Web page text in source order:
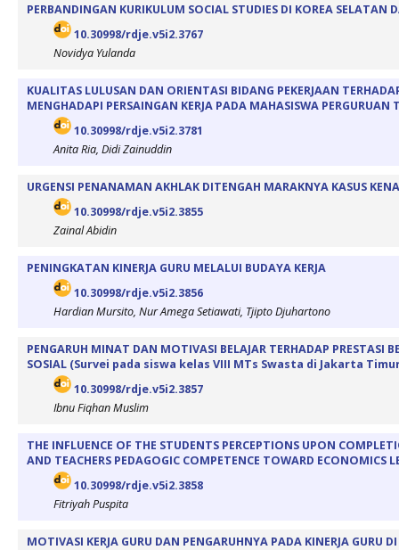
PERBANDINGAN KURIKULUM SOCIAL STUDIES DI KOREA SELATAN
10.30998/rdje.v5i2.3767
Novidya Yulanda
KUALITAS LULUSAN DAN ORIENTASI BIDANG PEKERJAAN
MENGHADAPI PERSAINGAN KERJA PADA MAHASISWA PERGURUAN
10.30998/rdje.v5i2.3781
Anita Ria, Didi Zainuddin
URGENSI PENANAMAN AKHLAK DITENGAH MARAKNYA KASUS
10.30998/rdje.v5i2.3855
Zainal Abidin
PENINGKATAN KINERJA GURU MELALUI BUDAYA KERJA
10.30998/rdje.v5i2.3856
Hardian Mursito, Nur Amega Setiawati, Tjipto Djuhartono
PENGARUH MINAT DAN MOTIVASI BELAJAR TERHADAP PRESTASI
SOSIAL (Survei pada siswa kelas VIII MTs Swasta di Jakarta
10.30998/rdje.v5i2.3857
Ibnu Fiqhan Muslim
THE INFLUENCE OF THE STUDENTS PERCEPTIONS UPON
AND TEACHERS PEDAGOGIC COMPETENCE TOWARD ECONOMICS
10.30998/rdje.v5i2.3858
Fitriyah Puspita
MOTIVASI KERJA GURU DAN PENGARUHNYA PADA KINERJA GURU